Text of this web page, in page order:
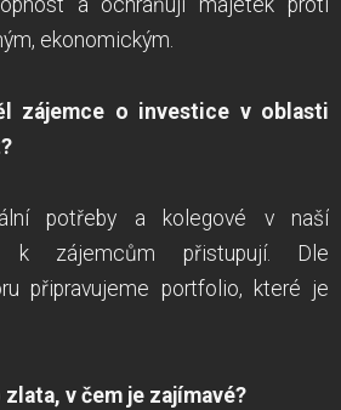
a ochraňují majetek proti
ekonomickým.
zájemce o investice v oblasti
potřeby a kolegové v naší
k zájemcům přistupují. Dle
připravujeme portfolio, které je
v čem je zajímavé?